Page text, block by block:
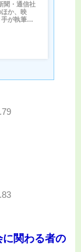
聞・通信社
か、映
が執筆す
に関わる者の